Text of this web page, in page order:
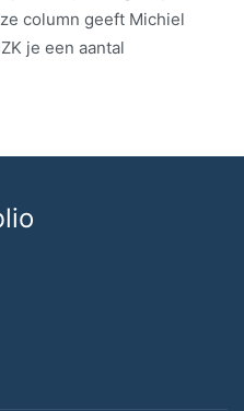
column geeft Michiel
je een aantal